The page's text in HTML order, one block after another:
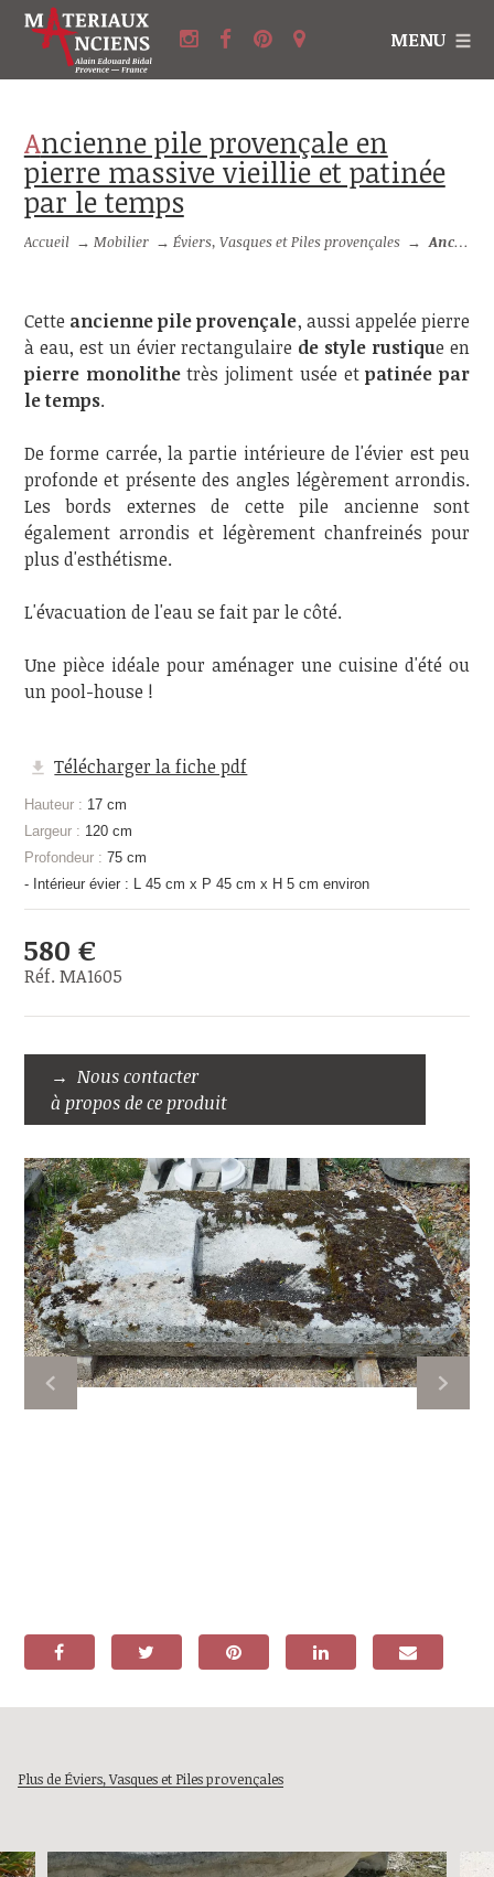
MENU
Ancienne pile provençale en
pierre massive vieillie et patinée
par le temps
Accueil → Mobilier →Éviers, Vasques et Piles provençales → Ancienne pile provençale en pierre massive vieillie et patinée par le temps
Cette ancienne pile provençale, aussi appelée pierre
à eau, est un évier rectangulaire de style rustique en
pierre monolithetrès joliment usée etpatinée par
le temps.
De forme carrée, la partie intérieure de l'évier est peu
profonde et présente des angles légèrement arrondis.
Les bords externes de cette pile ancienne sont
également arrondis et légèrement chanfreinés pour
plus d'esthétisme.
L'évacuation de l'eau se fait par le côté.
Une pièce idéale pour aménager une cuisine d'été ou
un pool-house !
Télécharger la fiche pdf
Hauteur : 17 cm
Largeur : 120 cm
Profondeur : 75 cm
- Intérieur évier : L 45 cm x P 45 cm x H 5 cm environ
580 €
Réf. MA1605
Nous contacter
à propos de ce produit
Plus de Éviers, Vasques et Piles provençales